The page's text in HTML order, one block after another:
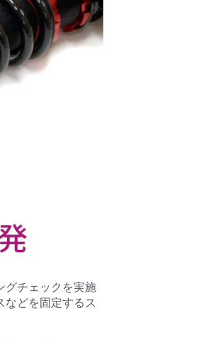
グチェックを実施
などを固定するス